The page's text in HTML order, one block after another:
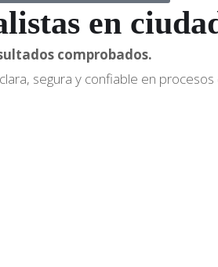
en
comprobados.
segura y confiable en